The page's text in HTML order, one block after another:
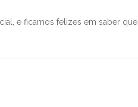
e ficamos felizes em saber que